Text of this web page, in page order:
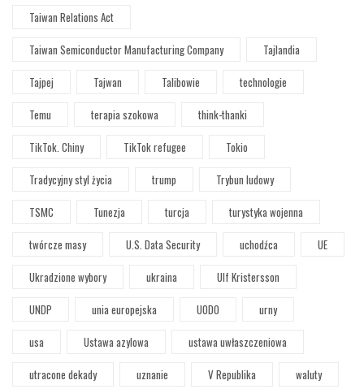
Taiwan Relations Act
Taiwan Semiconductor Manufacturing Company
Tajlandia
Tajpej
Tajwan Talibowie
technologie
Temu
terapia szokowa
think-thanki
TikTok. Chiny
TikTok refugee
Tokio
Tradycyjny styl życia
trump
Trybun ludowy
TSMC
Tunezja turcja
turystyka wojenna
twórcze masy
U.S. Data Security uchodźca
UE
Ukradzione wybory
ukraina
Ulf Kristersson
UNDP
unia europejska UODO
urny
usa
Ustawa azylowa
ustawa uwłaszczeniowa
utracone dekady
uznanie V Republika
waluty